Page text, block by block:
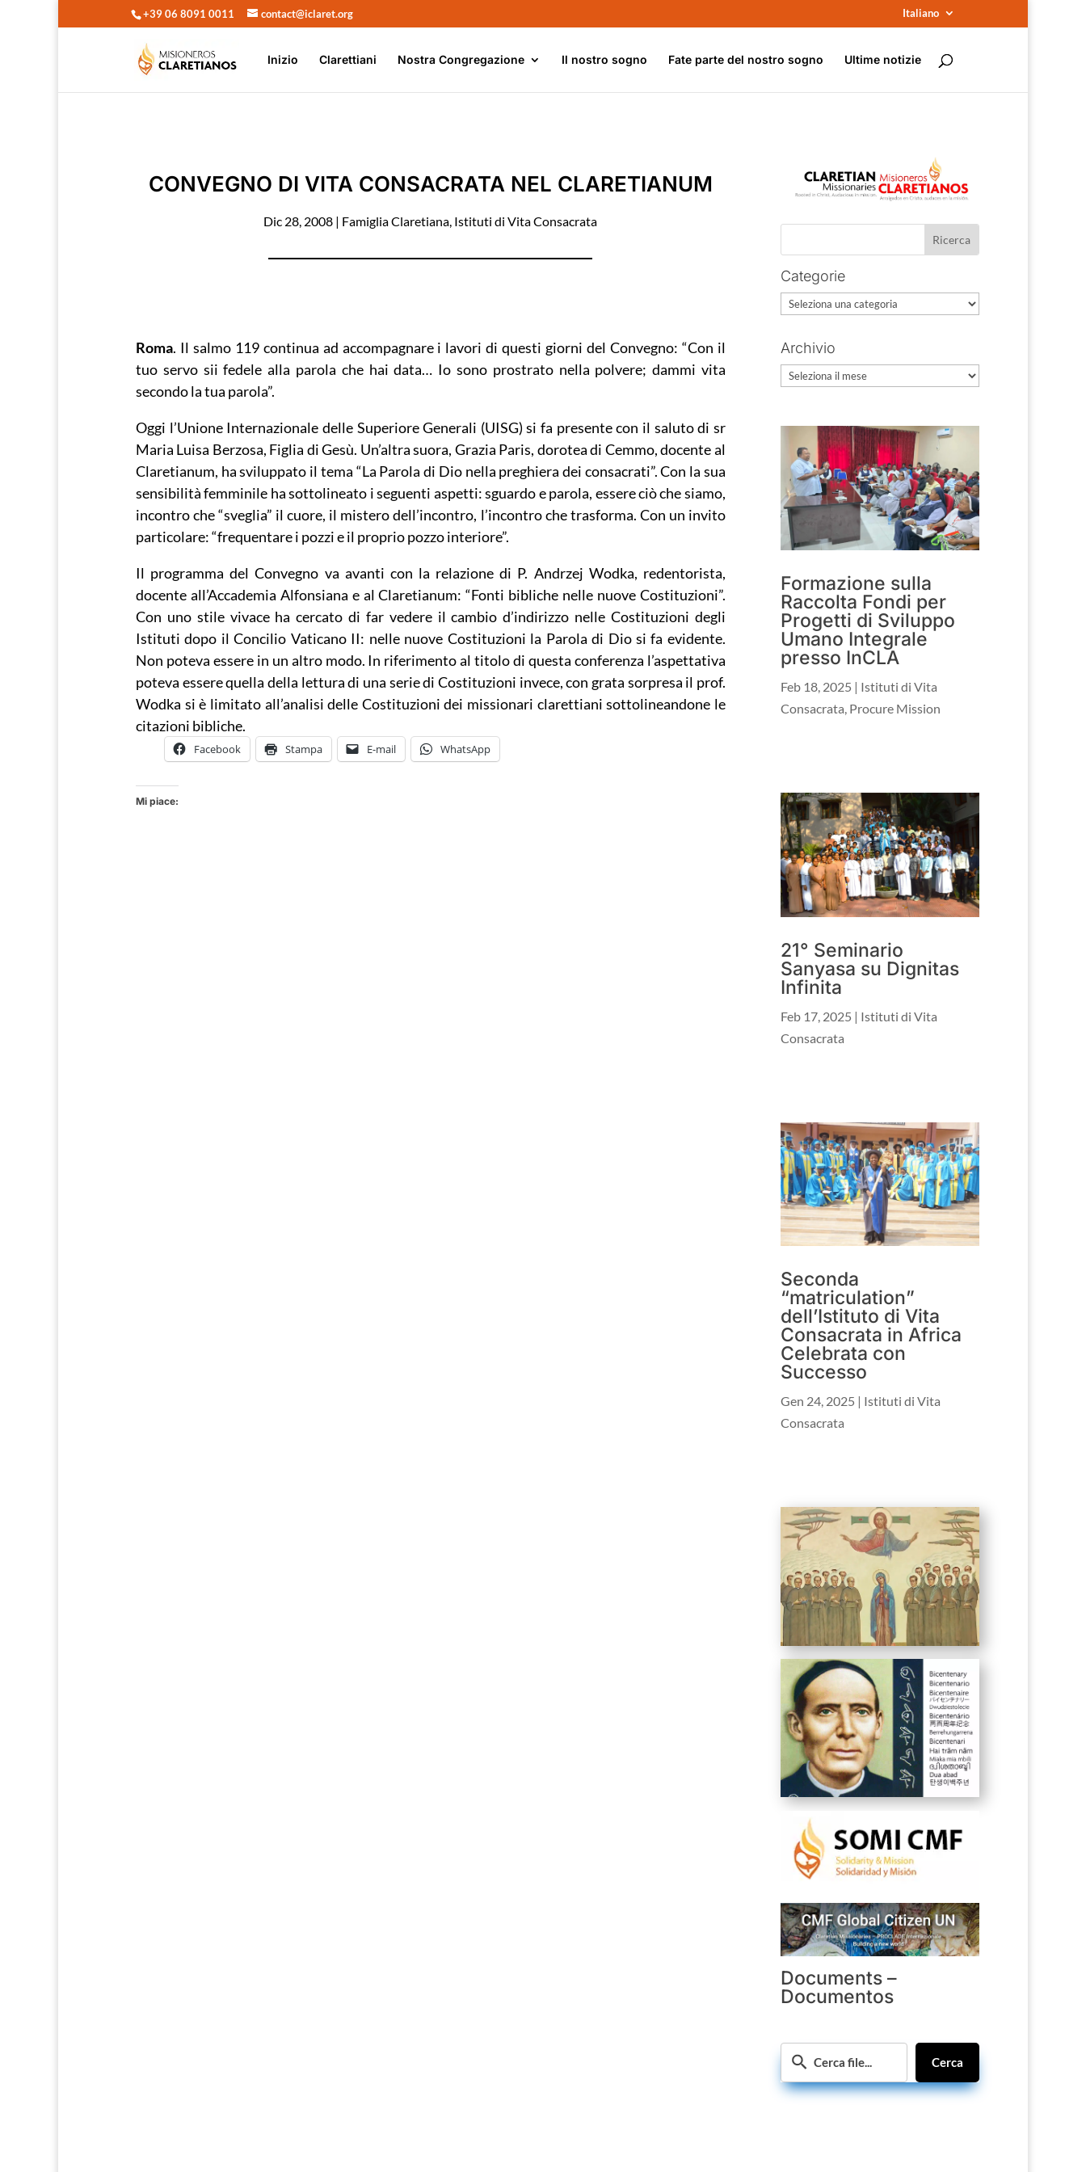
+39 06 8091 0011 contact@iclaret.org Italiano
Inizio Clarettiani Nostra Congregazione Il nostro sogno Fate parte del nostro sogno Ultime notizie
CONVEGNO DI VITA CONSACRATA NEL CLARETIANUM
Dic 28, 2008 | Famiglia Claretiana, Istituti di Vita Consacrata
Roma. Il salmo 119 continua ad accompagnare i lavori di questi giorni del Convegno: “Con il
tuo servo sii fedele alla parola che hai data… Io sono prostrato nella polvere; dammi vita
secondo la tua parola”.
Oggi l’Unione Internazionale delle Superiore Generali (UISG) si fa presente con il saluto di sr
Maria Luisa Berzosa, Figlia di Gesù. Un’altra suora, Grazia Paris, dorotea di Cemmo, docente al
Claretianum, ha sviluppato il tema “La Parola di Dio nella preghiera dei consacrati”. Con la sua
sensibilità femminile ha sottolineato i seguenti aspetti: sguardo e parola, essere ciò che siamo,
incontro che “sveglia” il cuore, il mistero dell’incontro, l’incontro che trasforma. Con un invito
particolare: “frequentare i pozzi e il proprio pozzo interiore”.
Il programma del Convegno va avanti con la relazione di P. Andrzej Wodka, redentorista,
docente all’Accademia Alfonsiana e al Claretianum: “Fonti bibliche nelle nuove Costituzioni”.
Con uno stile vivace ha cercato di far vedere il cambio d’indirizzo nelle Costituzioni degli
Istituti dopo il Concilio Vaticano II: nelle nuove Costituzioni la Parola di Dio si fa evidente.
Non poteva essere in un altro modo. In riferimento al titolo di questa conferenza l’aspettativa
poteva essere quella della lettura di una serie di Costituzioni invece, con grata sorpresa il prof.
Wodka si è limitato all’analisi delle Costituzioni dei missionari clarettiani sottolineandone le
citazioni bibliche.
Facebook Stampa E-mail WhatsApp
Mi piace:
Categorie
Categorie
Archivio
Archivio
Formazione sulla
Raccolta Fondi per
Progetti di Sviluppo
Umano Integrale
presso InCLA
Feb 18, 2025 | Istituti di Vita
Consacrata, Procure Mission
21° Seminario
Sanyasa su Dignitas
Infinita
Feb 17, 2025 | Istituti di Vita
Consacrata
Seconda
“matriculation”
dell’Istituto di Vita
Consacrata in Africa
Celebrata con
Successo
Gen 24, 2025 | Istituti di Vita
Consacrata
Documents –
Documentos
Cerca